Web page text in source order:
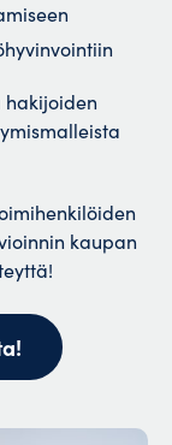
hakijoiden
kaupan